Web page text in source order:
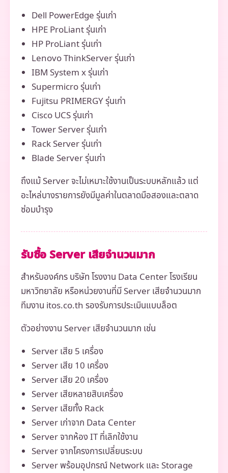
Dell PowerEdge รุ่นเก่า
HPE ProLiant รุ่นเก่า
HP ProLiant รุ่นเก่า
Lenovo ThinkServer รุ่นเก่า
IBM System x รุ่นเก่า
Supermicro รุ่นเก่า
Fujitsu PRIMERGY รุ่นเก่า
Cisco UCS รุ่นเก่า
Tower Server รุ่นเก่า
Rack Server รุ่นเก่า
Blade Server รุ่นเก่า
ถึงแม้ Server จะไม่เหมาะใช้งานเป็นระบบหลักแล้ว แต่
อะไหล่บางรายการยังมีมูลค่าในตลาดมือสองและตลาด
ซ่อมบำรุง
รับซื้อ Server เสียจำนวนมาก
สำหรับองค์กร บริษัท โรงงาน Data Center โรงเรียน
มหาวิทยาลัย หรือหน่วยงานที่มี Server เสียจำนวนมาก
ทีมงาน itos.co.th รองรับการประเมินแบบล็อต
ตัวอย่างงาน Server เสียจำนวนมาก เช่น
Server เสีย 5 เครื่อง
Server เสีย 10 เครื่อง
Server เสีย 20 เครื่อง
Server เสียหลายสิบเครื่อง
Server เสียทั้ง Rack
Server เก่าจาก Data Center
Server จากห้อง IT ที่เลิกใช้งาน
Server จากโครงการเปลี่ยนระบบ
Server พร้อมอุปกรณ์ Network และ Storage